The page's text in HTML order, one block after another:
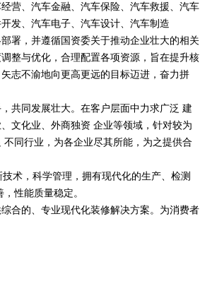
营、汽车金融、汽车保险、汽车救援、汽车
发、汽车电子、汽车设计、汽车制造
署，并遵循国资委关于推动企业壮大的相关
整与优化，合理配置各项资源，旨在提升核
志不渝地向更高更远的目标迈进，奋力拼
共同发展壮大。在客户层面中力求广泛 建
文化业、外商独资 企业等领域，针对较为
同行业，为各企业尽其所能，为之提供合
术，科学管理，拥有现代化的生产、检测
性能质量稳定。
合的、专业现代化装修解决方案。为消费者